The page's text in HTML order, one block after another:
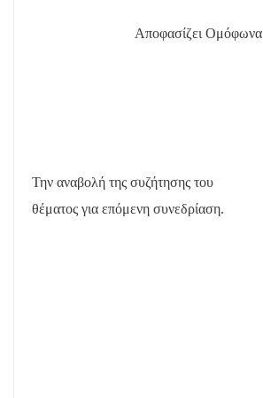
Αποφασίζει Ομόφωνα
Την αναβολή της συζήτησης του
θέματος για επόμενη συνεδρίαση.